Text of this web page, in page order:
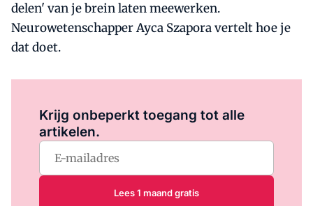
delen' van je brein laten meewerken.
Neurowetenschapper Ayca Szapora vertelt hoe je
dat doet.
Krijg onbeperkt toegang tot alle
artikelen.
Lees 1 maand gratis